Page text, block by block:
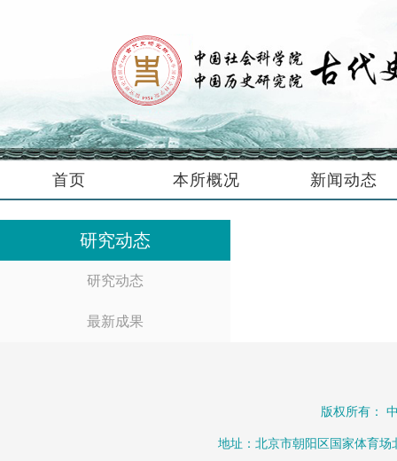
首页 本所概况 新闻动态
研究动态
研究动态
最新成果
版权所有：
地址：北京市朝阳区国家体育